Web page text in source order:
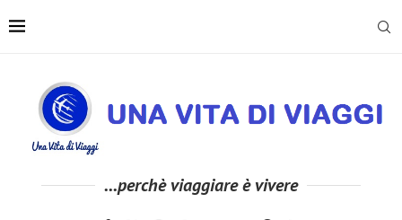
...perchè viaggiare è vivere